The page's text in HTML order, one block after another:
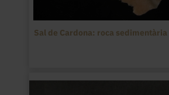
Sal de Cardona: roca